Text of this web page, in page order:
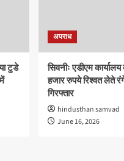
टुडे
अपराध
सिवनीः एडीएम
हजार रुपये रिश्वत लेते
गिरफ्तार
hindusthan samvad
June 16, 2026